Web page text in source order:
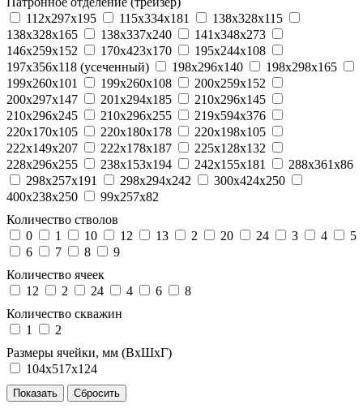
112x297x195
115x334x181
138x328x115
138x328x165
138x337x240
141x348x273
146x259x152
170x423x170
195x244x108
197x356x118 (усеченный)
198x296x140
198x298x165
199x260x101
199x260x108
200x259x152
200x297x147
201x294x185
210x296x145
210x296x245
210x296x255
219x594x376
220x170x105
220x180x178
220x198x105
222x149x207
222x178x187
225x128x132
228x296x255
238x153x194 242x155x181
288x361x86
298x257x191
298x294x242
300x424x250
400x238x250
99x257x82
Количество стволов
0
1 10 12 13 2 20 24 3 4
5
6
7 8
9
Количество ячеек
12
2 24 4 6
8
Количество скважин
1
2
Размеры ячейки, мм (ВхШхГ)
104х517х124